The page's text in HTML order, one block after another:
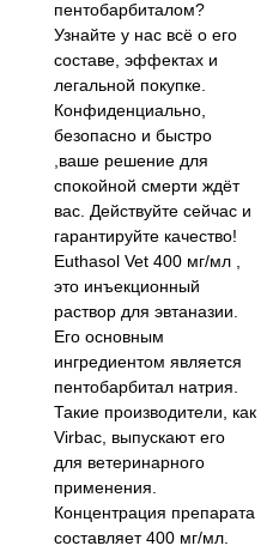
пентобарбиталом?
Узнайте у нас всё о его
составе, эффектах и ​​
легальной покупке.
Конфиденциально,
безопасно и быстро
,ваше решение для
спокойной смерти ждёт
вас. Действуйте сейчас и
гарантируйте качество!
Euthasol Vet 400 мг/мл ,
это инъекционный
раствор для эвтаназии.
Его основным
ингредиентом является
пентобарбитал натрия.
Такие производители, как
Virbac, выпускают его
для ветеринарного
применения.
Концентрация препарата
составляет 400 мг/мл.